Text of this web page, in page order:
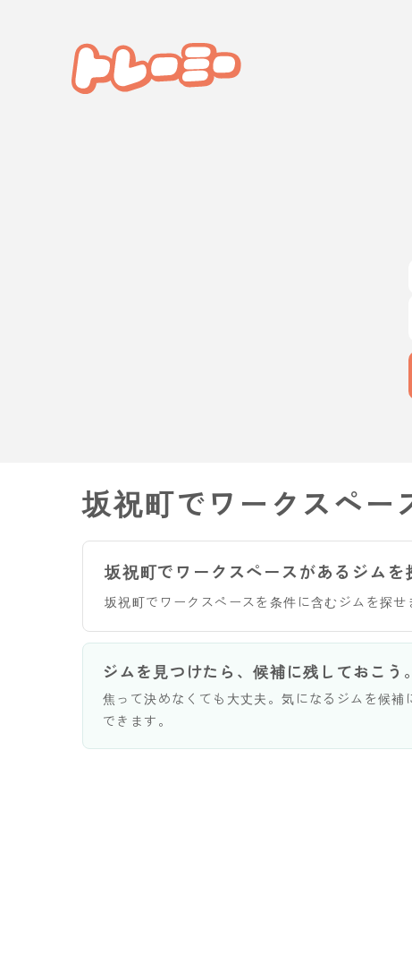
坂祝町でワークスペー
坂祝町でワークスペースがあるジムを
坂祝町でワークスペースを条件に含むジムを探
ジムを見つけたら、候補に残しておこう。
焦って決めなくても大丈夫。気になるジムを候
できます。